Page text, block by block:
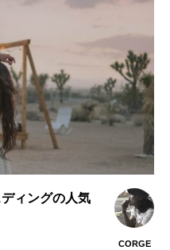
ィングの人気
CORGE